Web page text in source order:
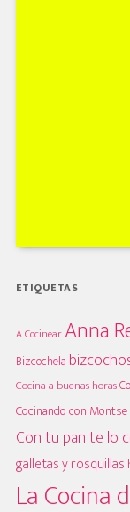
ETIQUETAS
A CocinearAnna
Bizcochela
Cocina a buenas horas
Cocinando con Montse
Con tu pan te lo
galletas y rosquillas
La Cocina